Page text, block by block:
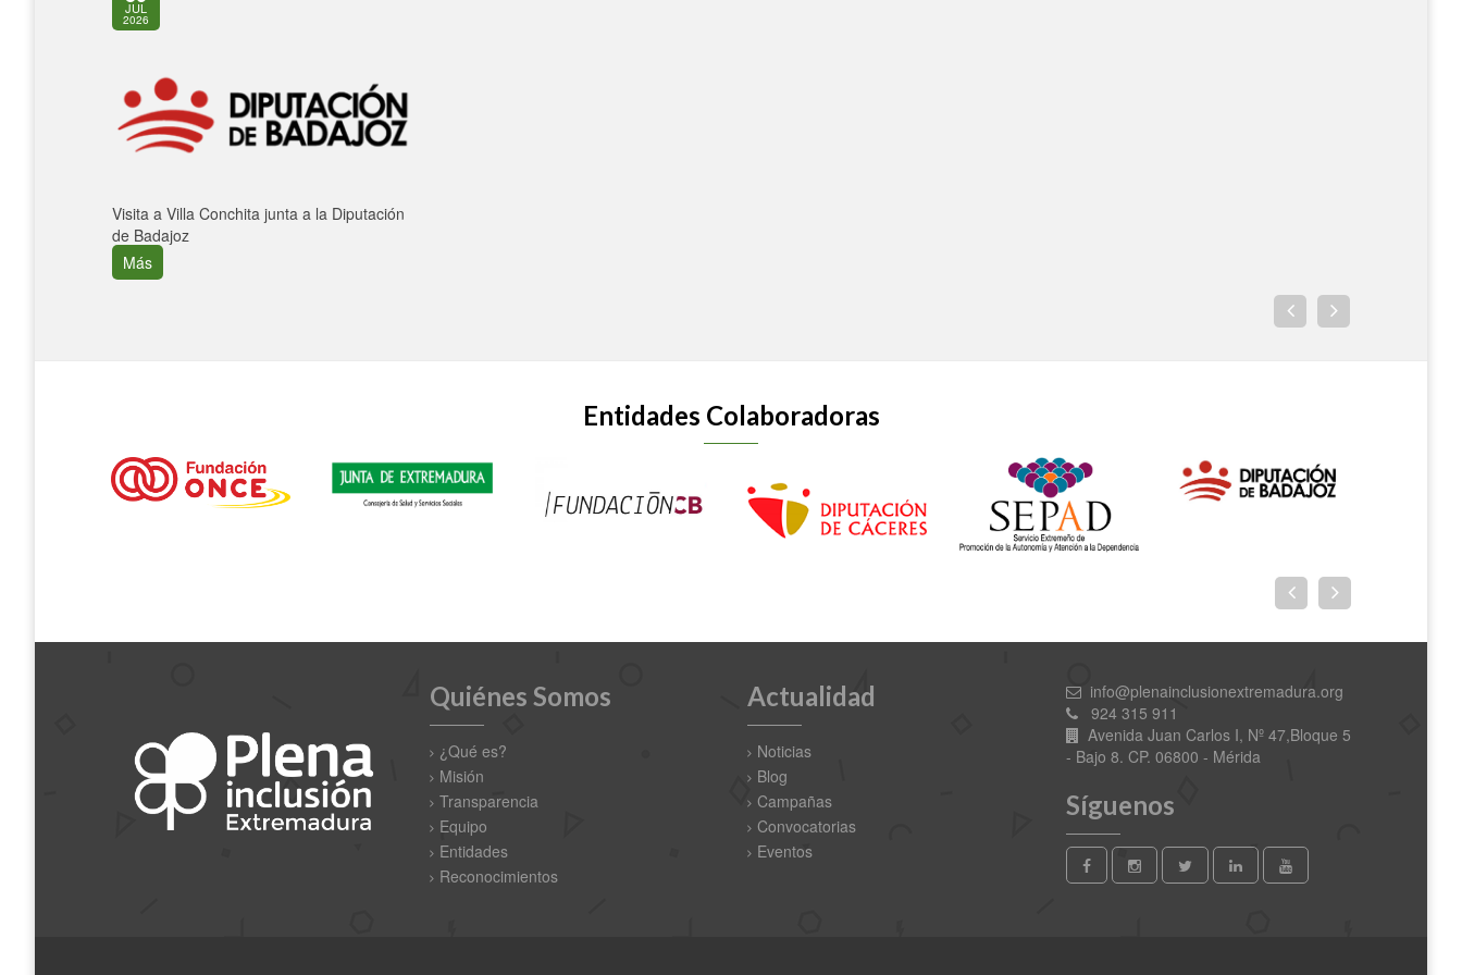
JUL
2026
Visita a Villa Conchita junta a la Diputación
de Badajoz
Más
Entidades Colaboradoras
Quiénes Somos
¿Qué es?
Misión
Transparencia
Equipo
Entidades
Reconocimientos
Actualidad
Noticias
Blog
Campañas
Convocatorias
Eventos
info@plenainclusionextremadura.org
924 315 911
Avenida Juan Carlos I, Nº 47,Bloque 5
- Bajo 8. CP. 06800 - Mérida
Síguenos